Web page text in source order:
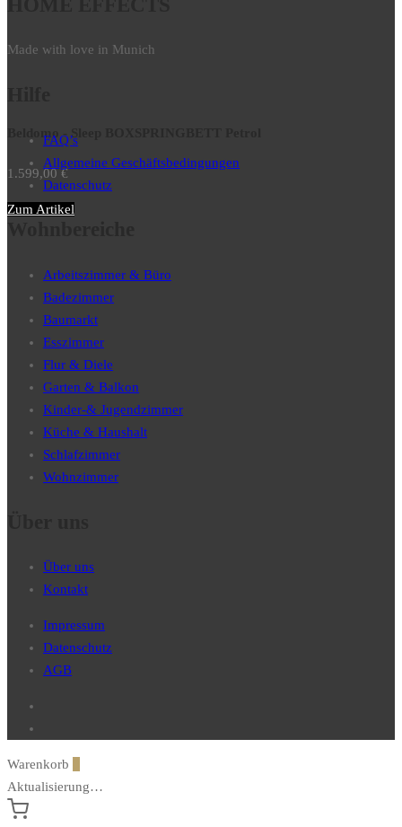
Beldomo - Sleep BOXSPRINGBETT Petrol
1.599,00€
Zum Artikel
Made with love in Munich
FAQ’s
Allgemeine Geschäftsbedingungen
Datenschutz
Arbeitszimmer & Büro
Badezimmer
Baumarkt
Esszimmer
Flur & Diele
Garten & Balkon
Kinder-& Jugendzimmer
Küche & Haushalt
Schlafzimmer
Wohnzimmer
Über uns
Kontakt
Impressum
Datenschutz
AGB
Warenkorb
Aktualisierung…